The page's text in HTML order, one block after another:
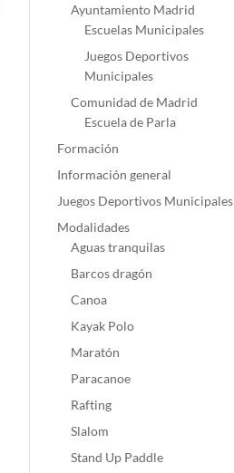
Ayuntamiento Madrid
Escuelas Municipales
Juegos Deportivos
Municipales
Comunidad de Madrid
Escuela de Parla
Formación
Información general
Juegos Deportivos Municipales
Modalidades
Aguas tranquilas
Barcos dragón
Canoa
Kayak Polo
Maratón
Paracanoe
Rafting
Slalom
Stand Up Paddle